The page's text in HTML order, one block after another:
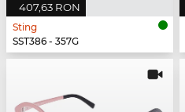
407,63 RON
Sting
SST386 - 357G